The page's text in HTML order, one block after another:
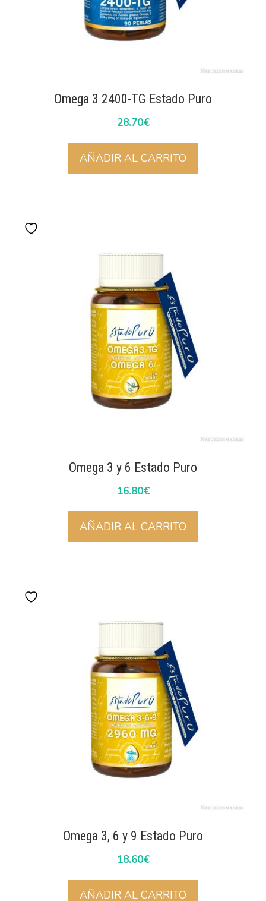
Omega 3 2400-TG Estado Puro
28.70€
AÑADIR AL CARRITO
Omega 3 y 6 Estado Puro
16.80€
AÑADIR AL CARRITO
Omega 3, 6 y 9 Estado Puro
18.60€
AÑADIR AL CARRITO